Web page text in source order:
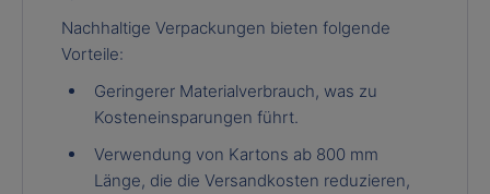
Nachhaltige Verpackungen bieten folgende
Vorteile:
Geringerer Materialverbrauch, was zu
Kosteneinsparungen führt.
Verwendung von Kartons ab 800 mm
Länge, die die Versandkosten reduzieren,